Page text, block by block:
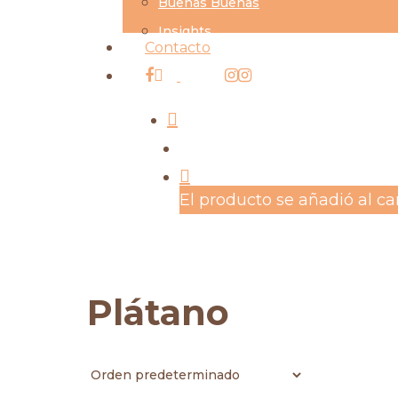
Insights
Contacto
facebook
instagram
El producto se añadió al
Plátano